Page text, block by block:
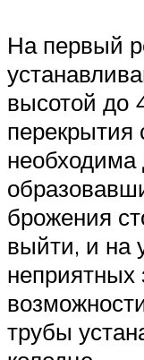
На первый
высотой до
перекрытия
необходима
брожения
выйти, и на
неприятных
трубы